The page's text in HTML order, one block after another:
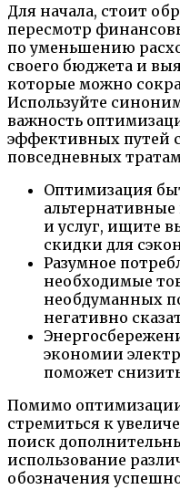
Для начала, стоит
пересмотр
по уменьшению
своего бюджета и
которые можно
Используйте
важность
эффективных путей
повседневных
Оптимизация
и услуг, ищите
скидки для
Разумное
необходимые
необдуманных
негативно
экономии
поможет
Помимо оптимизации
стремиться к
поиск
использование
обозначения